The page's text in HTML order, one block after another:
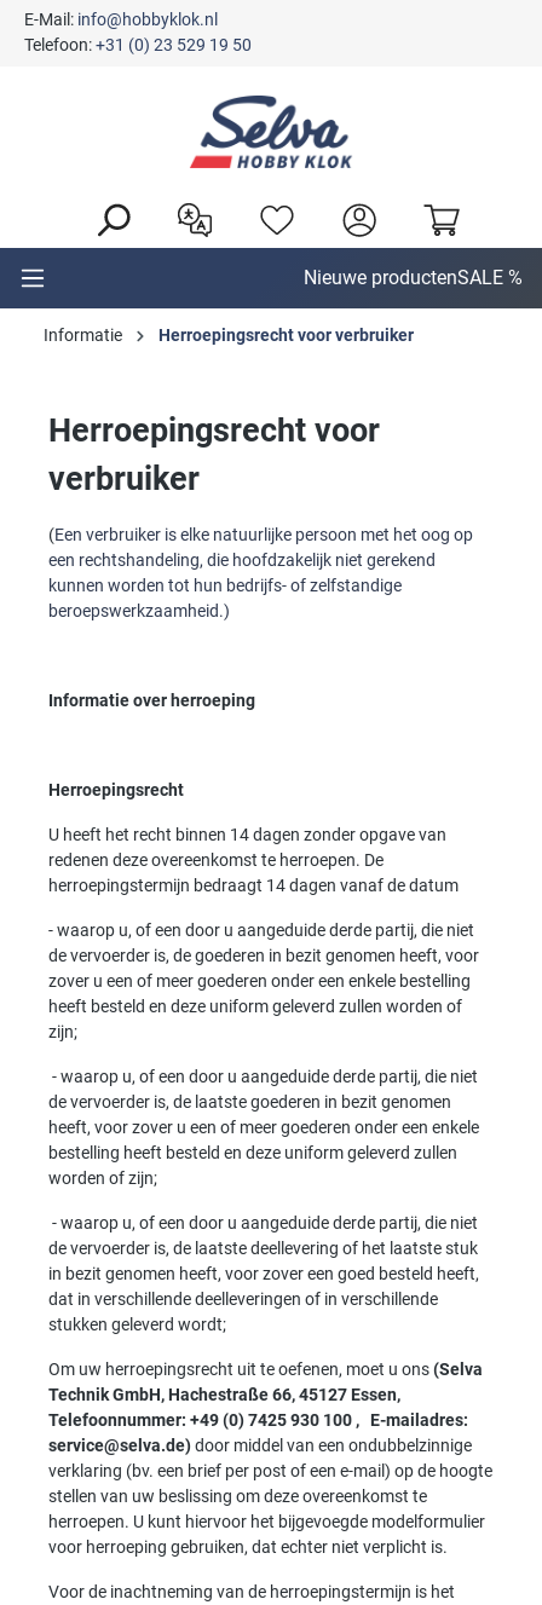
E-Mail: info@hobbyklok.nl
Telefoon:+31 (0) 23 529 19 50
Nieuwe productenSALE %
Informatie Herroepingsrecht voor verbruiker
Herroepingsrecht voor
verbruiker
(Een verbruiker is elke natuurlijke persoon met het oog op
een rechtshandeling, die hoofdzakelijk niet gerekend
kunnen worden tot hun bedrijfs- of zelfstandige
beroepswerkzaamheid.)
Informatie over herroeping
Herroepingsrecht
U heeft het recht binnen 14 dagen zonder opgave van
redenen deze overeenkomst te herroepen. De
herroepingstermijn bedraagt 14 dagen vanaf de datum
- waarop u, of een door u aangeduide derde partij, die niet
de vervoerder is, de goederen in bezit genomen heeft, voor
zover u een of meer goederen onder een enkele bestelling
heeft besteld en deze uniform geleverd zullen worden of
zijn;
- waarop u, of een door u aangeduide derde partij, die niet
de vervoerder is, de laatste goederen in bezit genomen
heeft, voor zover u een of meer goederen onder een enkele
bestelling heeft besteld en deze uniform geleverd zullen
worden of zijn;
- waarop u, of een door u aangeduide derde partij, die niet
de vervoerder is, de laatste deellevering of het laatste stuk
in bezit genomen heeft, voor zover een goed besteld heeft,
dat in verschillende deelleveringen of in verschillende
stukken geleverd wordt;
Om uw herroepingsrecht uit te oefenen, moet u ons(Selva
Technik GmbH, Hachestraße 66, 45127 Essen,
Telefoonnummer: +49 (0) 7425 930 100 , E-mailadres:
service@selva.de)door middel van een ondubbelzinnige
verklaring (bv. een brief per post of een e-mail) op de hoogte
stellen van uw beslissing om deze overeenkomst te
herroepen. U kunt hiervoor het bijgevoegde modelformulier
voor herroeping gebruiken, dat echter niet verplicht is.
Voor de inachtneming van de herroepingstermijn is het